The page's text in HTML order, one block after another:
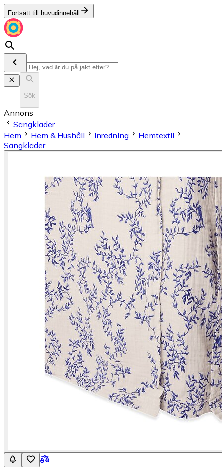
Fortsätt till huvudinnehåll
Sök
Annons
Sängkläder
Hem
Hem & Hushåll Inredning
Hemtextil
Sängkläder